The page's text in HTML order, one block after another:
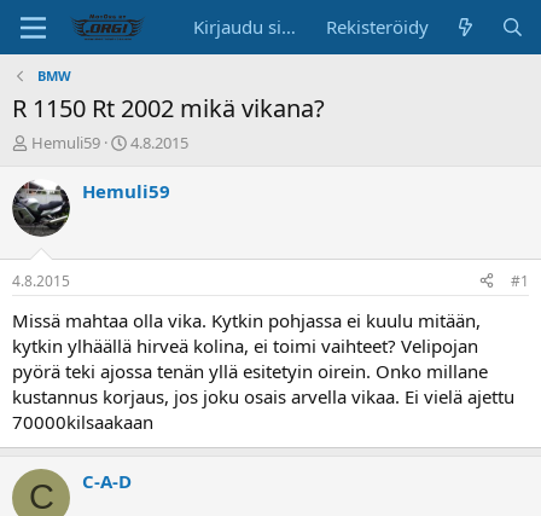
Kirjaudu sisään Rekisteröidy
BMW
R 1150 Rt 2002 mikä vikana?
K
s
k
u
s
t
e
l
u
n
a
l
o
i
t
t
a
Hemuli59
A
o
p
ä
i
v
ä
4.8.2015
Hemuli59
4.8.2015 #1
Missä mahtaa olla vika. Kytkin pohjassa ei kuulu mitään,
kytkin ylhäällä hirveä kolina, ei toimi vaihteet? Velipojan
pyörä teki ajossa tenän yllä esitetyin oirein. Onko millane
kustannus korjaus, jos joku osais arvella vikaa. Ei vielä ajettu
70000kilsaakaan
C C-A-D